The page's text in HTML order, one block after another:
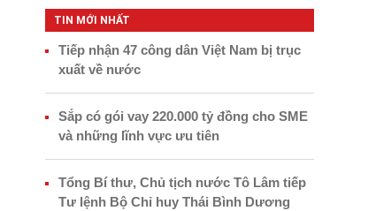
TIN MỚI NHẤT
Tiếp nhận 47 công dân Việt Nam bị trục
xuất về nước
Sắp có gói vay 220.000 tỷ đồng cho SME
và những lĩnh vực ưu tiên
Tổng Bí thư, Chủ tịch nước Tô Lâm tiếp
Tư lệnh Bộ Chỉ huy Thái Bình Dương